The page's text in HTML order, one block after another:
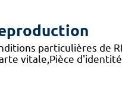
particulières de
vitale,Pièce